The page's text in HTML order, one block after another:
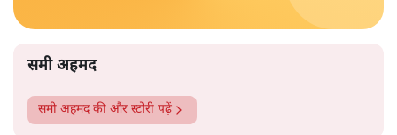
बिहार में मुख्यमंत्री नीतीश कुमार को अचानक उर्दू भाषा के हमदर्द के
सीएम हैं। बिहार के वरिष्ठ पत्रकार समी अहमद तथ्यों के साथ बता रहे